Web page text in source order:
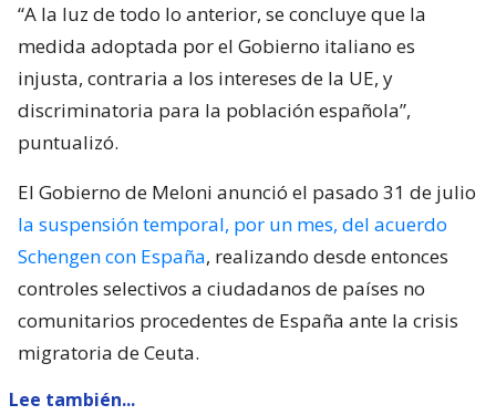
“A la luz de todo lo anterior, se concluye que la
medida adoptada por el Gobierno italiano es
injusta, contraria a los intereses de la UE, y
discriminatoria para la población española”,
puntualizó.
El Gobierno de Meloni anunció el pasado 31 de julio
la suspensión temporal, por un mes, del acuerdo
Schengen con España, realizando desde entonces
controles selectivos a ciudadanos de países no
comunitarios procedentes de España ante la crisis
migratoria de Ceuta.
Lee también...